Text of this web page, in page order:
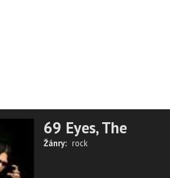
69 Eyes, The
Žánry: rock